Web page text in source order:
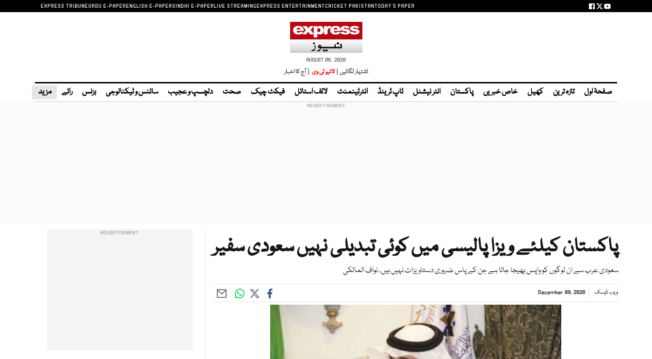
EXPRESS TRIBUNEURDU E-PAPERENGLISH E-PAPERSINDHI E-PAPERLIVE STREAMINGEXPRESS ENTERTAINMENTCRICKET PAKISTANTODAY'S PAPER
AUGUST 06, 2026
اشتہار لگائیں | لائیو ٹی وی | آج کا اخبار
صفحۂ اول تازہ ترین کھیل خاص خبریں پاکستان انٹر نیشنل ٹاپ ٹرینڈ انٹرٹینمنٹ لائف اسٹائل فیکٹ چیک صحت دلچسپ و عجیب سائنس و ٹیکنالوجی بزنس رائے مزید
پاکستان کیلئے ویزا پالیسی میں کوئی تبدیلی نہیں سعودی سفیر
سعودی عرب سے ان لوگوں کو واپس بھیجا جاتا ہے جن کے پاس ضروری دستاویزات نہیں ہیں، نواف المالکی
ویب ڈیسک December 09, 2020